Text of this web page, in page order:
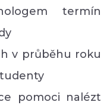
termín
v průběhu roku
pomoci nalézt